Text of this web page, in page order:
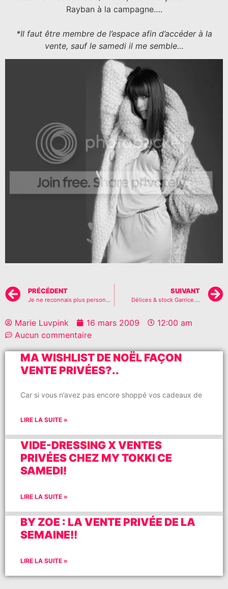
Rayban à la campagne….
*Il faut être membre de l’espace afin d’accéder à la
vente, sauf le samedi il me semble…
PRÉCÉDENT
Je ne reconnais plus personne..
SUIVANT
Délices & stock Garrice….
Marie Luvpink 16 mars 2009
12:00 am
Aucun commentaire
MA WISHLIST DE NOËL FAÇON
VENTE PRIVÉES?..
Car si vous n’avez pas encore shoppé vos cadeaux de
LIRE LA SUITE »
VIDE-DRESSING X VENTES
PRIVÉES CHEZ MY TOKKI CE
SAMEDI!
LIRE LA SUITE »
BY ZOE : LA VENTE PRIVÉE DE LA
SEMAINE!!
LIRE LA SUITE »